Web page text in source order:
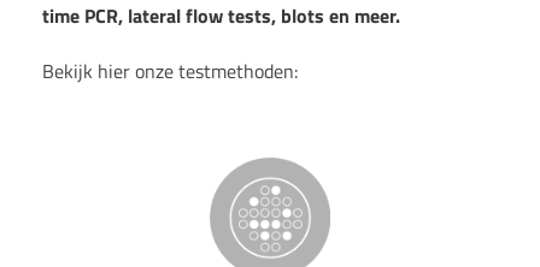
time PCR, lateral flow tests, blots en meer.
Bekijk hier onze testmethoden: